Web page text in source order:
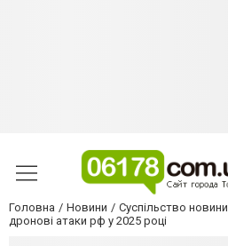
Головна Новини Суспільство новини
дронові атаки рф у 2025 році